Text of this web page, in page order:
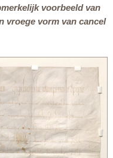
voorbeeld van
vroege vorm van cancel